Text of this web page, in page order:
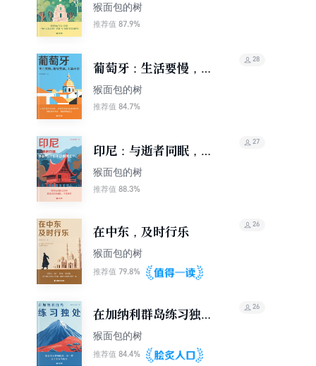
无法掌握自己的命运
（轻游记）
猴面包的树
推荐值 87.9%
葡萄牙：生活要慢，情
绪要满，无酒不欢（轻
游记）
猴面包的树
推荐值 84.7%
28
印尼：与逝者同眠，他
们为什么不恐惧死亡？
（轻游记）
猴面包的树
推荐值 88.3%
27
在中东，及时行乐
猴面包的树
推荐值 79.8%
26
在加纳利群岛练习独处
（轻游记）
猴面包的树
推荐值 84.4%
26